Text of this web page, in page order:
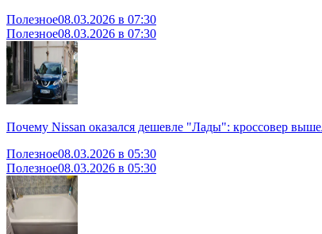
Полезное08.03.2026 в 07:30
Полезное08.03.2026 в 07:30
Почему Nissan оказался дешевле "Лады": кроссовер
Полезное08.03.2026 в 05:30
Полезное08.03.2026 в 05:30